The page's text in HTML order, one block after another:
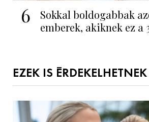
6
Sokkal boldogabbak
emberek, akiknek ez a
EZEK IS ÉRDEKELHETNEK